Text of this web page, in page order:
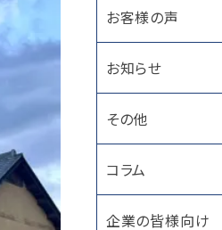
お客様の声
お知らせ
その他
コラム
企業の皆様向け